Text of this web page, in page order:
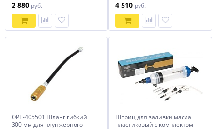
2 880 руб. 4 510 руб.
OPT-405501 Шланг гибкий
300 мм для плунжерного
Шприц для заливки масла
пластиковый с комплектом